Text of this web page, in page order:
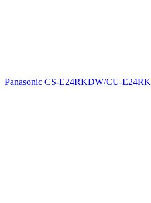
Panasonic CS-E24RKDW/CU-